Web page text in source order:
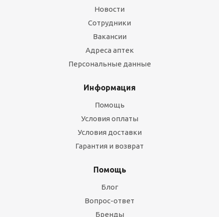
Новости
Сотрудники
Вакансии
Адреса аптек
Персональные данные
Информация
Помощь
Условия оплаты
Условия доставки
Гарантия и возврат
Помощь
Блог
Вопрос-ответ
Бренды